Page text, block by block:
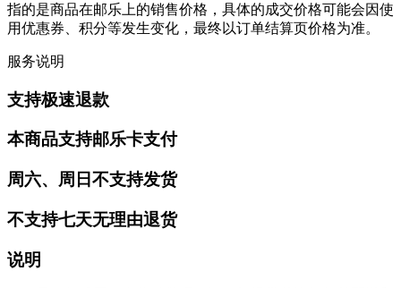
指的是商品在邮乐上的销售价格，具体的成交价格可能会因使
用优惠券、积分等发生变化，最终以订单结算页价格为准。
服务说明
支持极速退款
本商品支持邮乐卡支付
周六、周日不支持发货
不支持七天无理由退货
说明